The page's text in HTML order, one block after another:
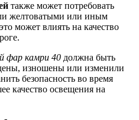
также может потребовать
желтоватыми или иным
может влиять на качество
фар камри 40 должна быть
изношены или изменили
безопасность во время
качество освещения на